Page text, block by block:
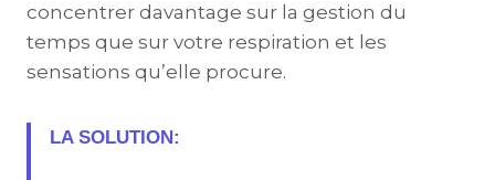
concentrer davantage sur la gestion du
temps que sur votre respiration et les
sensations qu’elle procure.
LA SOLUTION: